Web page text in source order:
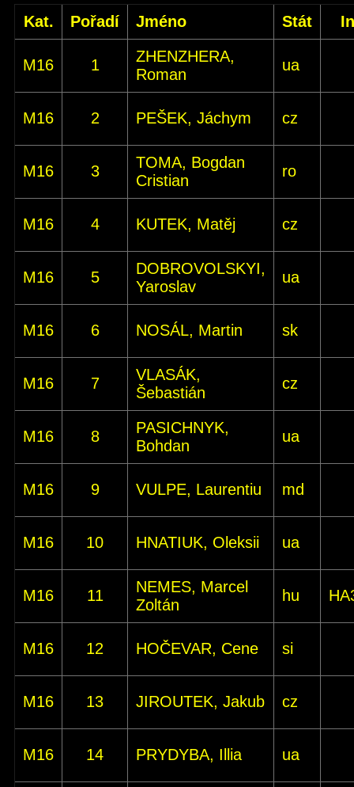
Kat. Pořadí Jméno Stát
M16 1
ZHENZHERA,
Roman
ua
M16 2 PEŠEK, Jáchym cz
M16 3
TOMA, Bogdan
Cristian
ro
M16 4 KUTEK, Matěj cz
M16 5
DOBROVOLSKYI,
Yaroslav
ua
M16 6 NOSÁL, Martin sk
M16 7
VLASÁK,
Šebastián
cz
M16 8
PASICHNYK,
Bohdan
ua
M16 9 VULPE, Laurentiu md
M16 10 HNATIUK, Oleksii ua
M16 11
NEMES, Marcel
Zoltán
hu
M16 12 HOČEVAR, Cene si
M16 13 JIROUTEK, Jakub cz
M16 14 PRYDYBA, Illia ua